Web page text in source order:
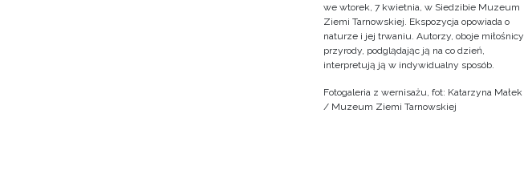
we wtorek, 7 kwietnia, w Siedzibie Muzeum
Ziemi Tarnowskiej. Ekspozycja opowiada o
naturze i jej trwaniu. Autorzy, oboje miłośnicy
przyrody, podglądając ją na co dzień,
interpretują ją w indywidualny sposób.
Fotogaleria z wernisażu, fot: Katarzyna Małek
/ Muzeum Ziemi Tarnowskiej